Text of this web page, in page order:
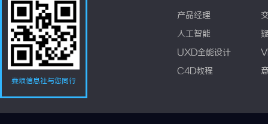
娄烦信息社与您同行
产品经理
人工智能
UXD全能设计
C4D教程